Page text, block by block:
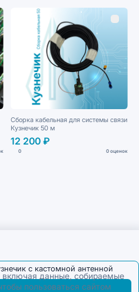
данные, собираемые
пользоваться сайтом
Сборка кабельная для системы связи
Кузнечик 50 м
12 200 ₽
0 0 оценок
с кастомной антенной